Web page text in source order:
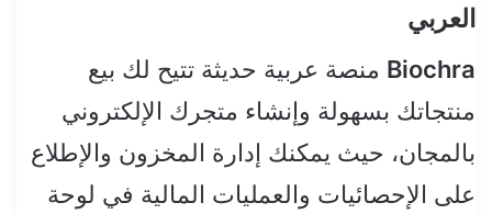
العربي
Biochra منصة عربية حديثة تتيح لك بيع
منتجاتك بسهولة وإنشاء متجرك الإلكتروني
بالمجان، حيث يمكنك إدارة المخزون والإطلاع
على الإحصائيات والعمليات المالية في لوحة